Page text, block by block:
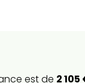
est de 2